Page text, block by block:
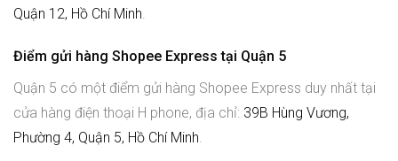
Quận 12, Hồ Chí Minh
Điểm gửi hàng Shopee Express tại Quận 5
Quận 5 có một điểm gửi hàng Shopee Express duy nhất tại
cửa hàng điện thoại H phone, địa chỉ: 39B Hùng Vương,
Phường 4, Quận 5, Hồ Chí Minh.